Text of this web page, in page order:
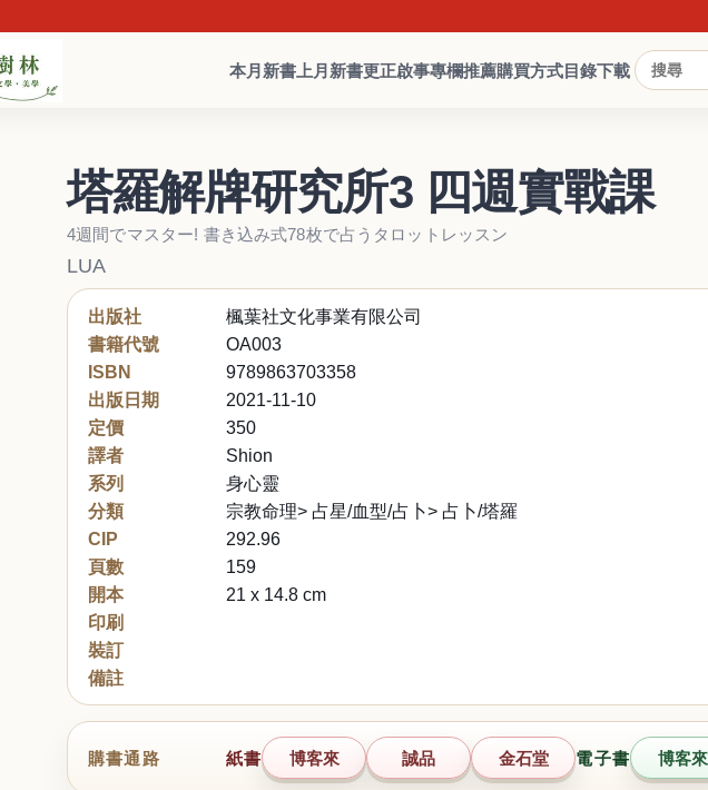
本月新書 上月新書更正啟事專欄推薦購買方式目錄下載
塔羅解牌研究所3 四週實戰課
4週間でマスター! 書き込み式78枚で占うタロットレッスン
LUA
出版社
楓葉社文化事業有限公司
書籍代號
OA003
ISBN
9789863703358
出版日期
2021-11-10
定價
350
譯者
Shion
系列
身心靈
分類
宗教命理> 占星/血型/占卜> 占卜/塔羅
CIP
292.96
頁數
159
開本
21 x 14.8 cm
印刷
裝訂
備註
購書通路 紙書 博客來 誠品 金石堂 電子書 博客來